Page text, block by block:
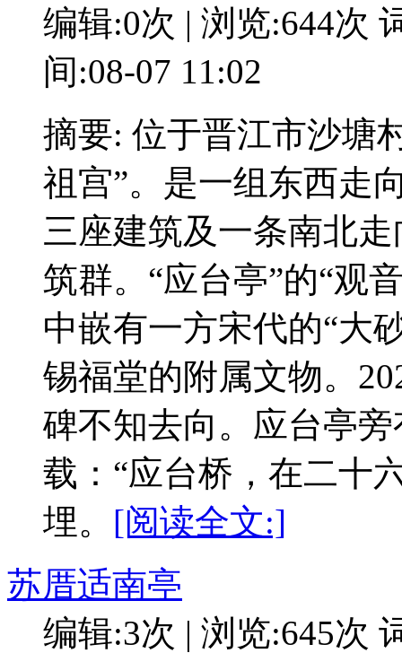
编辑:0次 | 浏览:644次
间:08-07 11:02
摘要: 位于晋江市沙塘
祖宫”。是一组东西走
三座建筑及一条南北
筑群。“应台亭”的“观
中嵌有一方宋代的“大
锡福堂的附属文物。
碑不知去向。应台亭
载：“应台桥，在二十
埋。 [阅读全文:]
苏厝适南亭
编辑:3次 | 浏览:645次